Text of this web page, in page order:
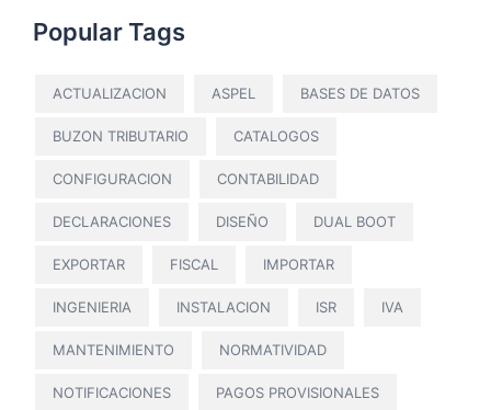
Popular Tags
ACTUALIZACION ASPEL BASES DE DATOS
BUZON TRIBUTARIO CATALOGOS
CONFIGURACION CONTABILIDAD
DECLARACIONES DISEÑO DUAL BOOT
EXPORTAR FISCAL IMPORTAR
INGENIERIA INSTALACION ISR IVA
MANTENIMIENTO NORMATIVIDAD
NOTIFICACIONES PAGOS PROVISIONALES